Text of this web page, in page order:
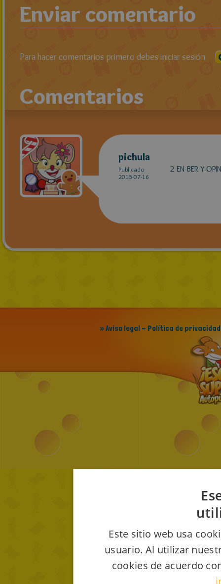
Enviar comentario
Para hacer comentarios primero debes iniciar sesión
Comentarios
pichula
Publicado
2015-07-16
2 EN BER Y
» Aviso legal - Política de privacidad
Este sitio web usa
usuario. Al utilizar
cookies de acuerdo